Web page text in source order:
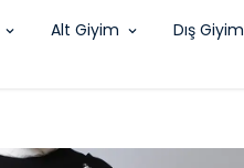
Alt Giyim Dış Giyim